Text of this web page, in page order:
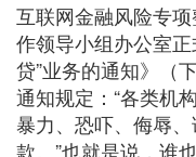
互联网金融风险专
作领导小组办公室
贷”业务的通知》（
通知规定：“各类机
暴力、恐吓、侮辱
款。”也就是说，谁